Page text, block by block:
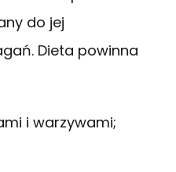
do jej
Dieta powinna
i warzywami;